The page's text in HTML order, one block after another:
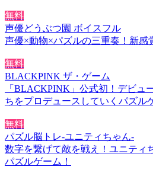
無料
声優どうぶつ園 ボイスフル
声優×動物×パズルの三重奏！新感
無料
BLACKPINK ザ・ゲーム
「BLACKPINK」公式初！デビュ
ちをプロデュースしていくパズル
無料
パズル脳トレ-ユニティちゃん-
数字を繋げて敵を戦え！ユニティ
パズルゲーム！